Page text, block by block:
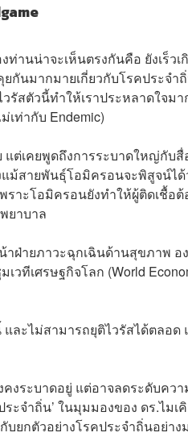
านน่าจะเห็นตรงกันคือ ยังเร็ว
กันมากมายเกี่ยวกับโรคประจ
สตัวนี้ทำให้เราประหลาดใจมา
เท่ากับ Endemic)
ต่เคยพูดถึงการระบาดใหญ่กับ
ม้สายพันธุ์โอมิครอนจะพิสูจน์ไ
ราะโอมิครอนยังทำให้ผู้ติดเชื้
ยาบาล
ฝ่ายภาวะฉุกเฉินด้านสุขภาพ
เวทีเศรษฐกิจโลก (World
และไม่สามารถยุติไวรัสได้ตลอ
คงระบาดอยู่ แต่อาจลดระดับคว
ะจำถิ่น’ ในมุมมองของ ดร.ไม
บยกตัวอย่างโรคประจำถิ่นอย่า